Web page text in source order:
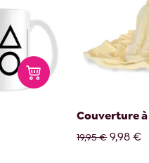
Couverture
19,95 € 9,98 €